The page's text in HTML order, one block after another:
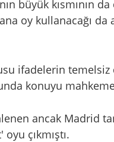
büyük kısmının da
oy kullanacağı
ifadelerin
konuyu
ancak Madrid
çıkmıştı.